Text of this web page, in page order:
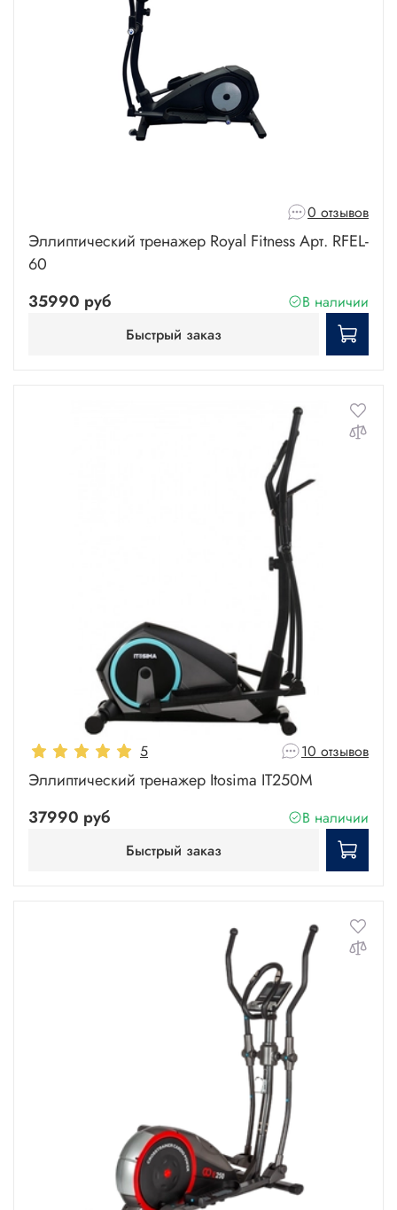
0 отзывов
Эллиптический тренажер Royal Fitness Арт. RFEL-
60
35990 руб
В наличии
Быстрый заказ
5 10 отзывов
Эллиптический тренажер Itosima IT250M
37990 руб
В наличии
Быстрый заказ